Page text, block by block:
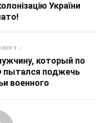
України
ПОСТ
который по
пытался поджечь
военного